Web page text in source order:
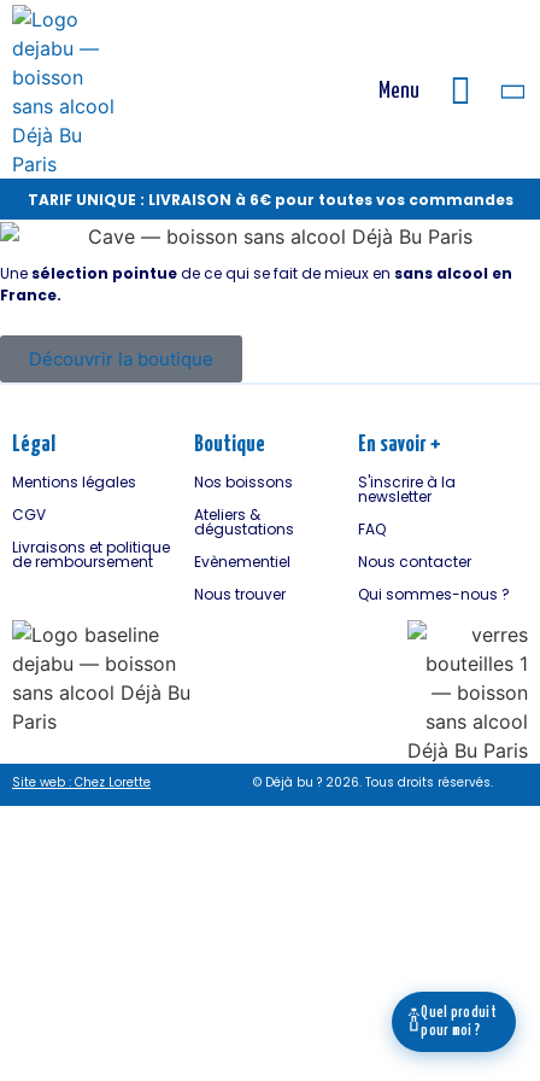
Menu
TARIF UNIQUE : LIVRAISON à 6€ pour toutes vos commandes
Une sélection pointuede ce qui se fait de mieux en sans alcool en
France.
Découvrir la boutique
Légal
Mentions légales
CGV
Livraisons et politique
de remboursement
Boutique
Nos boissons
Ateliers &
dégustations
Evènementiel
Nous trouver
En savoir +
S'inscrire à la
newsletter
FAQ
Nous contacter
Qui sommes-nous ?
Site web : Chez Lorette © Déjà bu ? 2026. Tous droits réservés.
🍾Quel produit
pour moi ?